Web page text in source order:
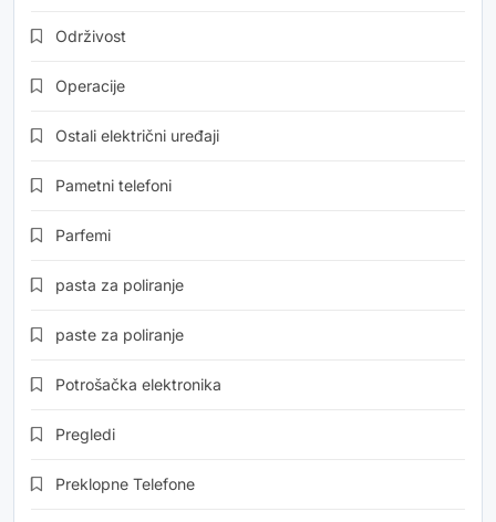
Održivost
Operacije
Ostali električni uređaji
Pametni telefoni
Parfemi
pasta za poliranje
paste za poliranje
Potrošačka elektronika
Pregledi
Preklopne Telefone